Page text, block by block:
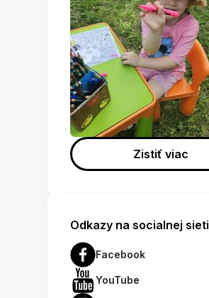
Zistiť viac
Odkazy na socialnej sieti
Facebook
YouTube